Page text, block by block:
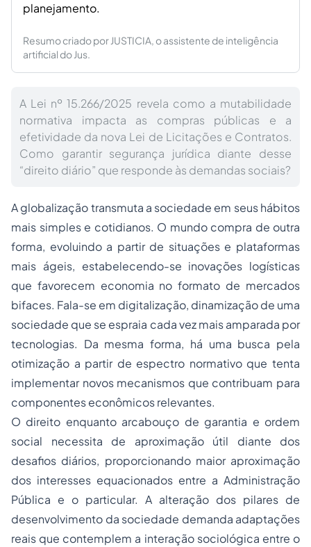
planejamento.
Resumo criado por JUSTICIA, o assistente de inteligência
artificial do Jus.
A Lei nº 15.266/2025 revela como a mutabilidade
normativa impacta as compras públicas e a
efetividade da nova Lei de Licitações e Contratos.
Como garantir segurança jurídica diante desse
“direito diário” que responde às demandas sociais?
A globalização transmuta a sociedade em seus hábitos
mais simples e cotidianos. O mundo compra de outra
forma, evoluindo a partir de situações e plataformas
mais ágeis, estabelecendo-se inovações logísticas
que favorecem economia no formato de mercados
bifaces. Fala-se em digitalização, dinamização de uma
sociedade que se espraia cada vez mais amparada por
tecnologias. Da mesma forma, há uma busca pela
otimização a partir de espectro normativo que tenta
implementar novos mecanismos que contribuam para
componentes econômicos relevantes.
O direito enquanto arcabouço de garantia e ordem
social necessita de aproximação útil diante dos
desafios diários, proporcionando maior aproximação
dos interesses equacionados entre a Administração
Pública e o particular. A alteração dos pilares de
desenvolvimento da sociedade demanda adaptações
reais que contemplem a interação sociológica entre o